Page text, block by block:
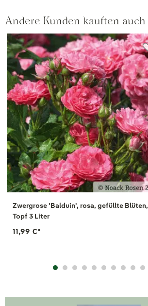
Andere Kunden kauften auch
Zwergrose 'Balduin', rosa, gefüllte Blüten,
Topf 3 Liter
11,99 €*